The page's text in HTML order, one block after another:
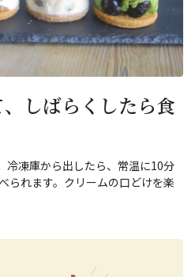
しばらくしたら食
冷凍庫から出したら、常温に10分
られます。クリームの口どけを楽